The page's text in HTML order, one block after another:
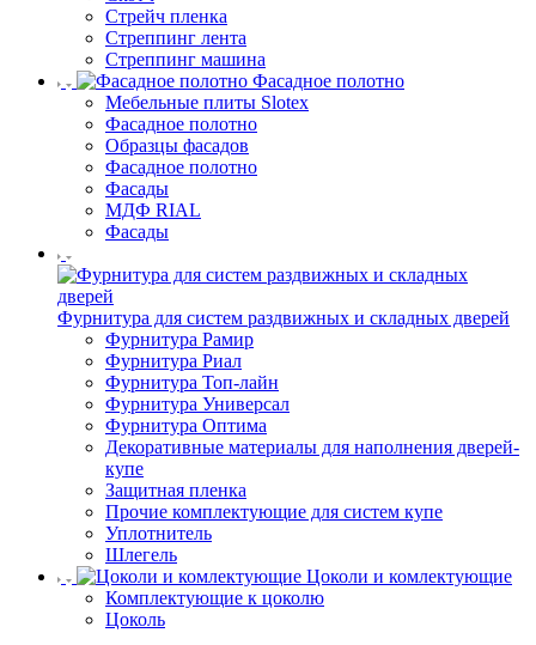
Стрейч пленка
Стреппинг лента
Стреппинг машина
Фасадное полотно
Мебельные плиты Slotex
Фасадное полотно
Образцы фасадов
Фасадное полотно
Фасады
МДФ RIAL
Фасады
Фурнитура для систем раздвижных и складных дверей
Фурнитура Рамир
Фурнитура Риал
Фурнитура Топ-лайн
Фурнитура Универсал
Фурнитура Оптима
Декоративные материалы для наполнения дверей-
купе
Защитная пленка
Прочие комплектующие для систем купе
Уплотнитель
Шлегель
Цоколи и комлектующие
Комплектующие к цоколю
Цоколь